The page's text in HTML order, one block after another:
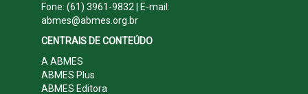
Fone: (61) 3961-9832 | E-mail:
abmes@abmes.org.br
CENTRAIS DE CONTEÚDO
A ABMES
ABMES Plus
ABMES Editora